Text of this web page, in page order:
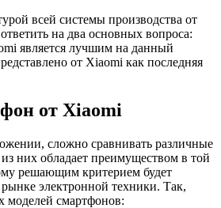
всей системы производства от
на два основных вопроса:
является лучшим на данный
от Xiaomi как последняя
от Xiaomi
сложно сравнивать различные
них обладает преимуществом в той
решающим критерием будет
электронной техники. Так,
моделей смартфонов: